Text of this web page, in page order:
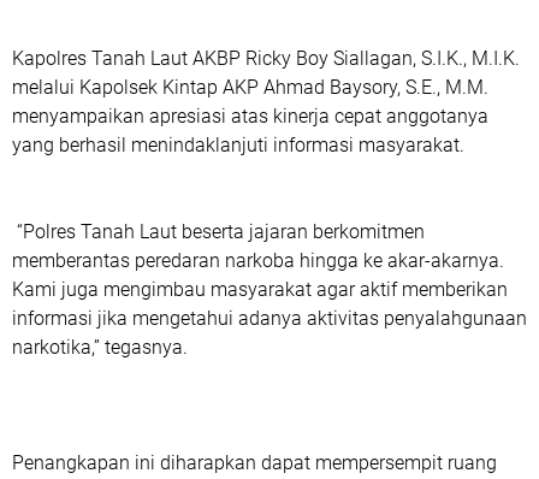
Kapolres Tanah Laut AKBP Ricky Boy Siallagan, S.I.K., M.I.K.
melalui Kapolsek Kintap AKP Ahmad Baysory, S.E., M.M.
menyampaikan apresiasi atas kinerja cepat anggotanya
yang berhasil menindaklanjuti informasi masyarakat.
“Polres Tanah Laut beserta jajaran berkomitmen
memberantas peredaran narkoba hingga ke akar-akarnya.
Kami juga mengimbau masyarakat agar aktif memberikan
informasi jika mengetahui adanya aktivitas penyalahgunaan
narkotika,” tegasnya.
Penangkapan ini diharapkan dapat mempersempit ruang